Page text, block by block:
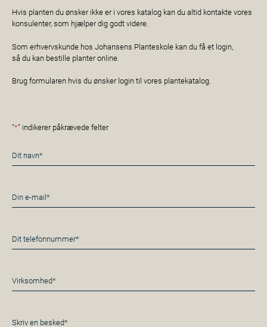
Hvis planten du ønsker ikke er i vores katalog kan du altid kontakte vores
konsulenter, som hjælper dig godt videre.
Som erhvervskunde hos Johansens Planteskole kan du få et login,
så du kan bestille planter online.
Brug formularen hvis du ønsker login til vores plantekatalog.
"*" indikerer påkrævede felter
Navn
*
E-
mail
Telefon
*
Virksomhed*
*
Besked